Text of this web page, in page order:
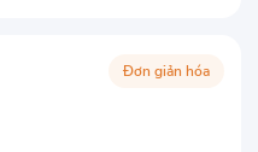
Đơn giản hóa